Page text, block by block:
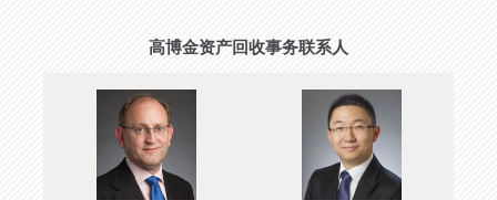
高博金资产回收事务联系人